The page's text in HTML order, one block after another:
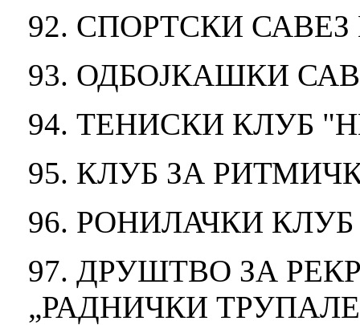
92. СПОРТСКИ
93. ОДБОЈКАШКИ
94. ТЕНИСКИ КЛУБ
95. КЛУБ ЗА
96. РОНИЛАЧКИ КЛУБ
97. ДРУШТВО ЗА
„РАДНИЧКИ